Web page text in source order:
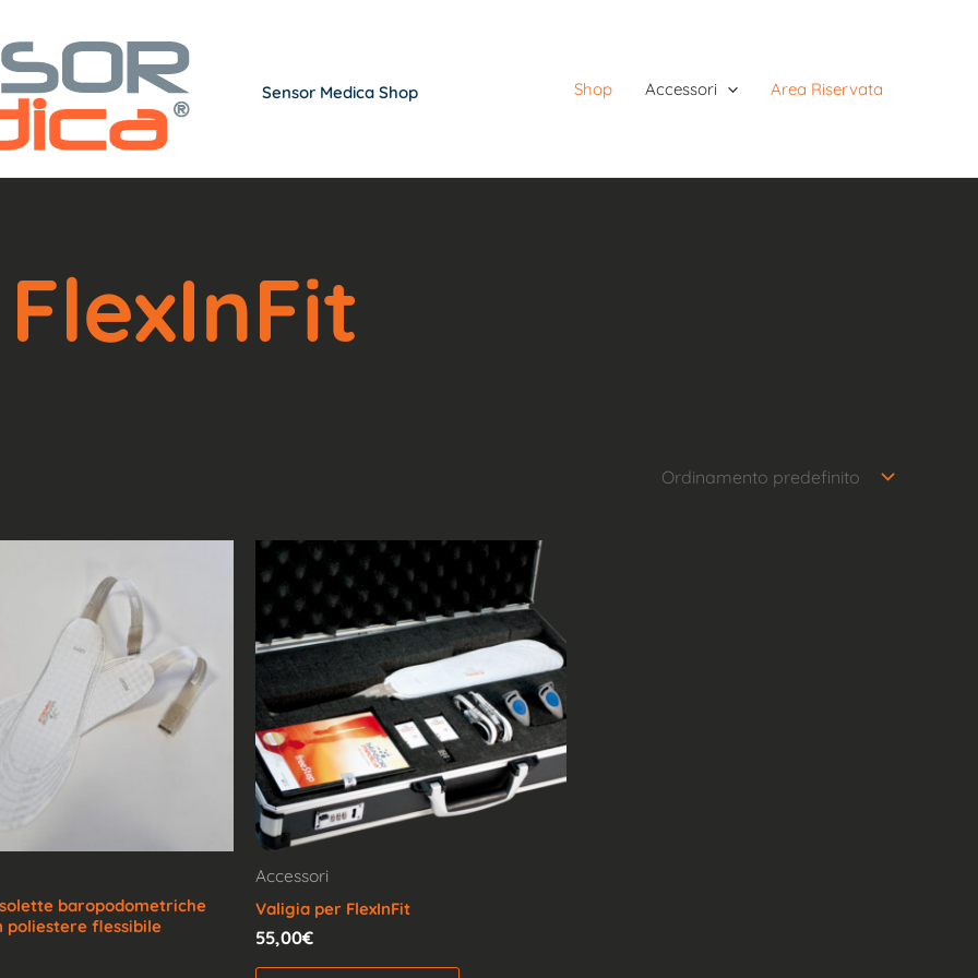
Sensor Medica Shop
Shop Accessori Area Riservata
baropodometriche
poliestere flessibile
Accessori
Valigia per FlexInFit
55,00€